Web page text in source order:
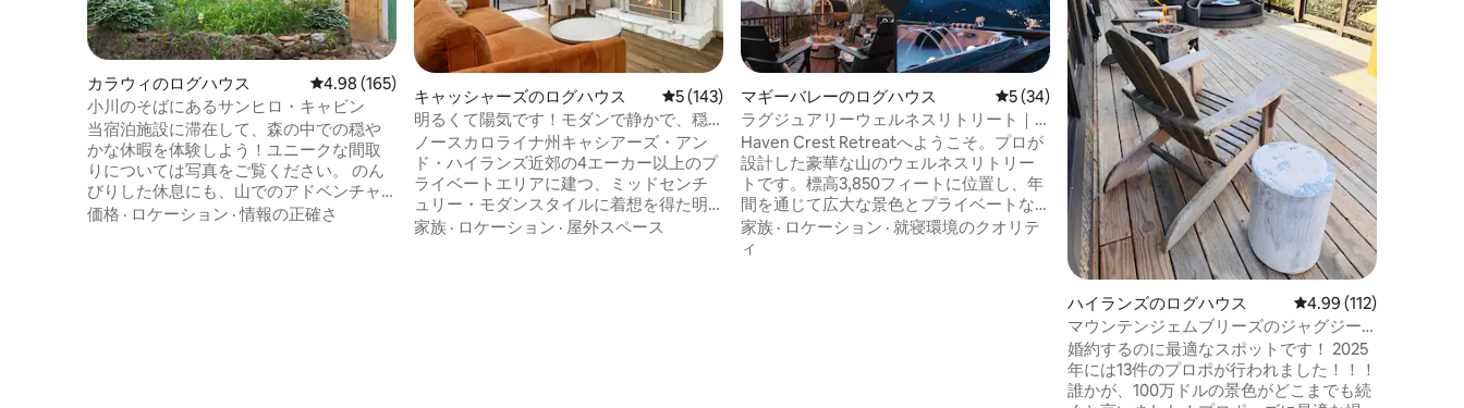
カラウィのログハウス レビュー165件、5つ星中4.98つ星の平均評価
4.98 (165)
小川のそばにあるサンヒロ・キャビン
当宿泊施設に滞在して、森の中での穏や
かな休暇を体験しよう！ユニークな間取
りについては写真をご覧ください。 のん
びりした休息にも、山でのアドベンチャ
ーにも最適です。小川や自然散策道を見
価格 · ロケーション ·情報の正確さ
キャッシャーズのログハウス レビュー143件、5つ星中5つ星の平均評価
5 (143)
明るくて陽気です！モダンで静かで、穏
やかです。
ノースカロライナ州キャシアーズ・アン
ド・ハイランズ近郊の4エーカー以上のプ
ライベートエリアに建つ、ミッドセンチ
ュリー・モダンスタイルに着想を得た明
るいキャビンをご紹介します。すっきり
家族 · ロケーション · 屋外スペース
マギーバレーのログハウス レビュー34件、5つ星中5つ星の平均評価
5 (34)
ラグジュアリーウェルネスリトリート｜
ジャグジー、サウナ、眺め
Haven Crest Retreatへようこそ。プロが
設計した豪華な山のウェルネスリトリー
トです。標高3,850フィートに位置し、年
間を通じて広大な景色とプライベートな
山腹の環境が、ゆっくりと息抜きできる
空間を作り出しています。 💦 露天風呂 🔥
家族 · ロケーション · 就寝環境のクオリテ
ィ
ハイランズのログハウス レビュー112件、5つ
4.99 (112)
マウンテンジェムブリーズのジャグジー
と100万ドルの景色
婚約するのに最適なスポットです！ 2025
年には13件のプロポが行われました！！！
誰かが、100万ドルの景色がどこまでも続